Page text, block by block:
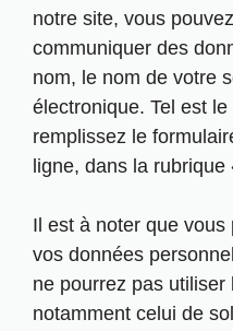
notre site, vous
communiquer des
nom, le nom de votre
électronique. Tel est
remplissez le
ligne, dans la rubrique
Il est à noter que
vos données
ne pourrez pas utiliser
notamment celui de